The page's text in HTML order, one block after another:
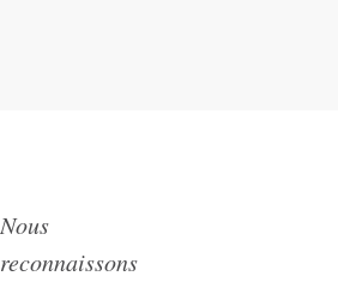
Nous
reconnaissons